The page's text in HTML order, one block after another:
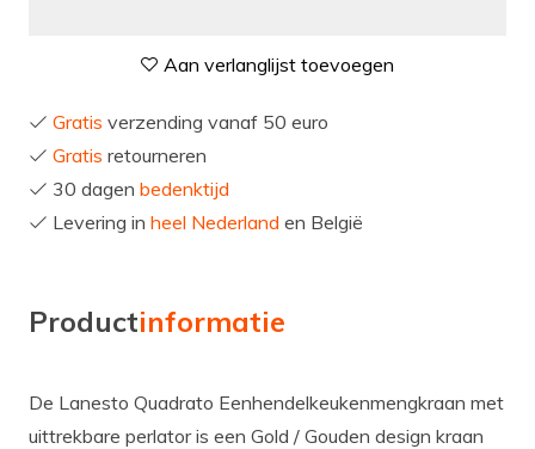
Aan verlanglijst toevoegen
Gratis verzending vanaf 50 euro
Gratis retourneren
30 dagen bedenktijd
Levering in heel Nederland en België
Productinformatie
De Lanesto Quadrato Eenhendelkeukenmengkraan met
uittrekbare perlator is een Gold / Gouden design kraan